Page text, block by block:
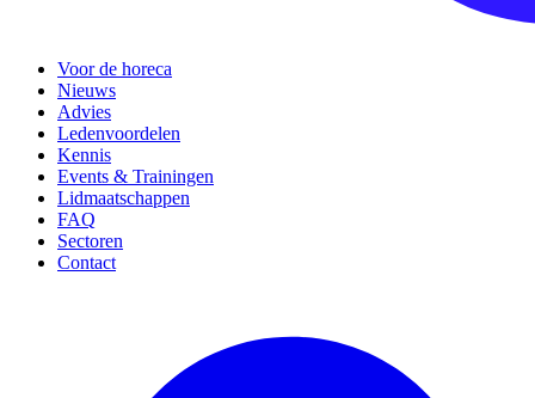
Voor de horeca
Nieuws
Advies
Ledenvoordelen
Kennis
Events & Trainingen
Lidmaatschappen
FAQ
Sectoren
Contact